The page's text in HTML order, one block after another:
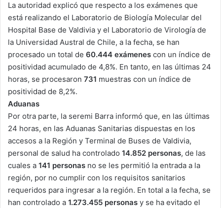
La autoridad explicó que respecto a los exámenes que
está realizando el Laboratorio de Biología Molecular del
Hospital Base de Valdivia y el Laboratorio de Virología de
la Universidad Austral de Chile, a la fecha, se han
procesado un total de 60.444 exámenes con un índice de
positividad acumulado de 4,8%. En tanto, en las últimas 24
horas, se procesaron 731 muestras con un índice de
positividad de 8,2%.
Aduanas
Por otra parte, la seremi Barra informó que, en las últimas
24 horas, en las Aduanas Sanitarias dispuestas en los
accesos a la Región y Terminal de Buses de Valdivia,
personal de salud ha controlado 14.852 personas, de las
cuales a 141 personas no se les permitió la entrada a la
región, por no cumplir con los requisitos sanitarios
requeridos para ingresar a la región. En total a la fecha, se
han controlado a 1.273.455 personas y se ha evitado el